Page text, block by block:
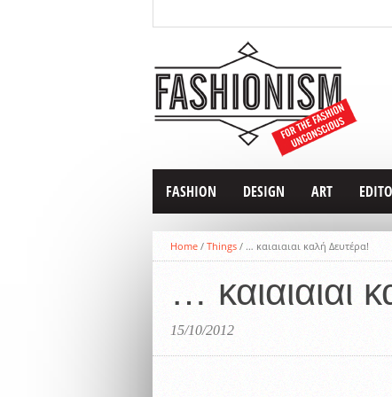
FASHION DESIGN ART
Home / Things / … καιαιαιαι καλή Δευτέρα!
… καιαιαιαι
15/10/2012